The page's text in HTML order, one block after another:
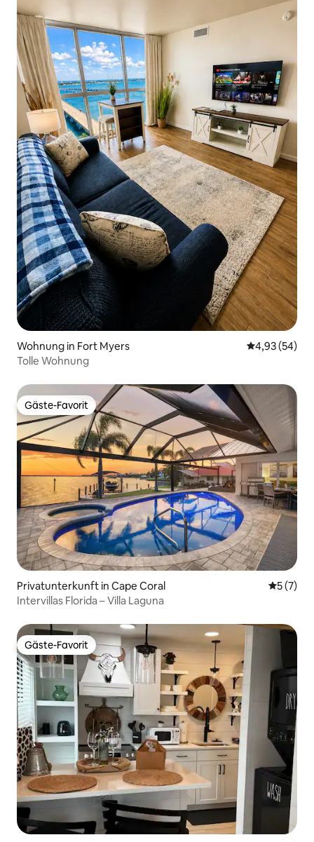
Wohnung in Fort Myers
4,93 (54)
Tolle Wohnung
Gäste-Favorit
Gäste-Favorit
Privatunterkunft in Cape Coral
5 (7)
Intervillas Florida – Villa Laguna
Gäste-Favorit
Gäste-Favorit